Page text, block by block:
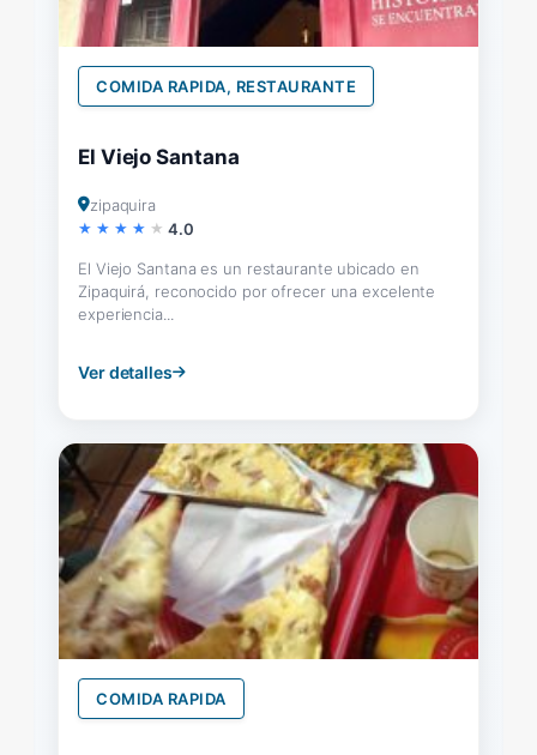
COMIDA RAPIDA, RESTAURANTE
El Viejo Santana
zipaquira
4.0
El Viejo Santana es un restaurante ubicado en
Zipaquirá, reconocido por ofrecer una excelente
experiencia...
Ver detalles
COMIDA RAPIDA